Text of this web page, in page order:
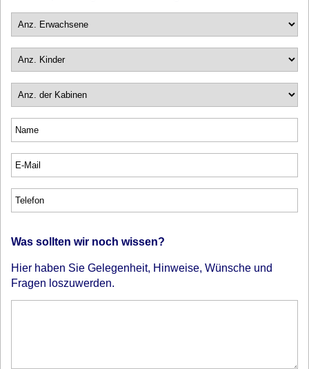
Was sollten wir noch wissen?
Hier haben Sie Gelegenheit, Hinweise, Wünsche und
Fragen loszuwerden.